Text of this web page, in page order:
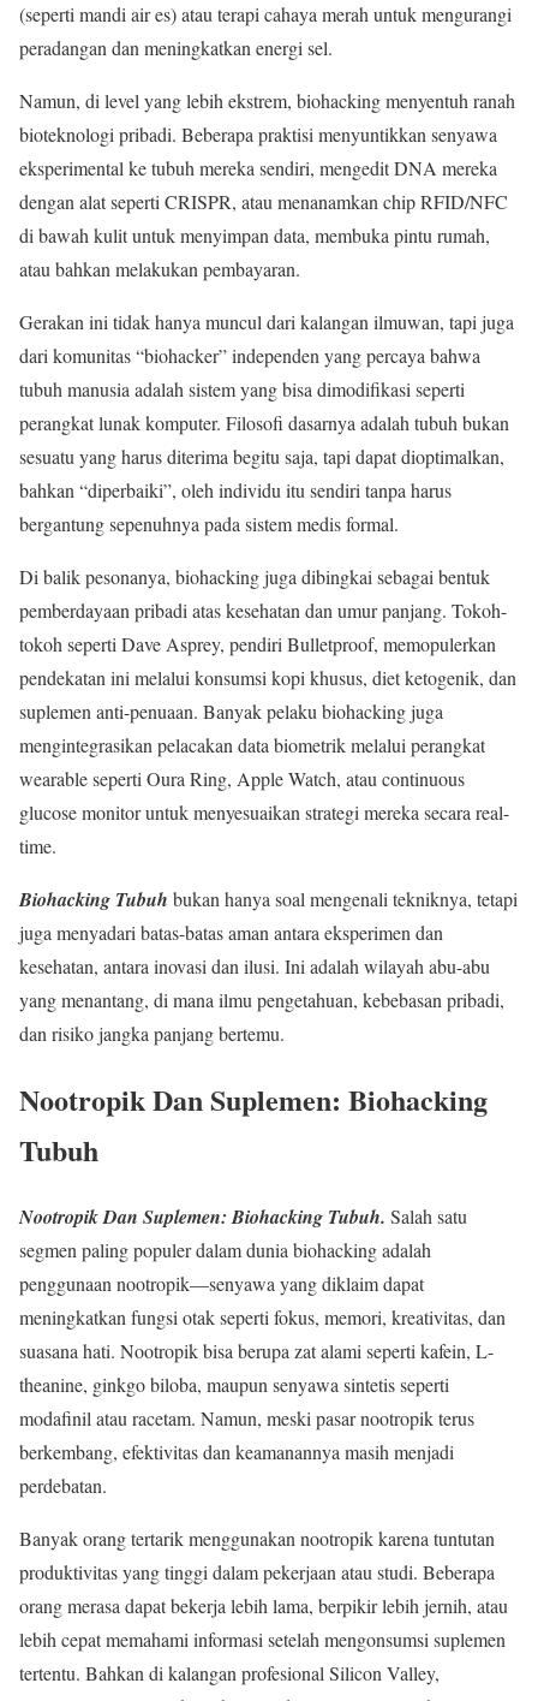
(seperti mandi air es) atau terapi cahaya merah untuk mengurangi
peradangan dan meningkatkan energi sel.
Namun, di level yang lebih ekstrem, biohacking menyentuh ranah
bioteknologi pribadi. Beberapa praktisi menyuntikkan senyawa
eksperimental ke tubuh mereka sendiri, mengedit DNA mereka
dengan alat seperti CRISPR, atau menanamkan chip RFID/NFC
di bawah kulit untuk menyimpan data, membuka pintu rumah,
atau bahkan melakukan pembayaran.
Gerakan ini tidak hanya muncul dari kalangan ilmuwan, tapi juga
dari komunitas “biohacker” independen yang percaya bahwa
tubuh manusia adalah sistem yang bisa dimodifikasi seperti
perangkat lunak komputer. Filosofi dasarnya adalah tubuh bukan
sesuatu yang harus diterima begitu saja, tapi dapat dioptimalkan,
bahkan “diperbaiki”, oleh individu itu sendiri tanpa harus
bergantung sepenuhnya pada sistem medis formal.
Di balik pesonanya, biohacking juga dibingkai sebagai bentuk
pemberdayaan pribadi atas kesehatan dan umur panjang. Tokoh-
tokoh seperti Dave Asprey, pendiri Bulletproof, memopulerkan
pendekatan ini melalui konsumsi kopi khusus, diet ketogenik, dan
suplemen anti-penuaan. Banyak pelaku biohacking juga
mengintegrasikan pelacakan data biometrik melalui perangkat
wearable seperti Oura Ring, Apple Watch, atau continuous
glucose monitor untuk menyesuaikan strategi mereka secara real-
time.
Biohacking Tubuh bukan hanya soal mengenali tekniknya, tetapi
juga menyadari batas-batas aman antara eksperimen dan
kesehatan, antara inovasi dan ilusi. Ini adalah wilayah abu-abu
yang menantang, di mana ilmu pengetahuan, kebebasan pribadi,
dan risiko jangka panjang bertemu.
Nootropik Dan Suplemen: Biohacking
Tubuh
Nootropik Dan Suplemen: Biohacking Tubuh. Salah satu
segmen paling populer dalam dunia biohacking adalah
penggunaan nootropik—senyawa yang diklaim dapat
meningkatkan fungsi otak seperti fokus, memori, kreativitas, dan
suasana hati. Nootropik bisa berupa zat alami seperti kafein, L-
theanine, ginkgo biloba, maupun senyawa sintetis seperti
modafinil atau racetam. Namun, meski pasar nootropik terus
berkembang, efektivitas dan keamanannya masih menjadi
perdebatan.
Banyak orang tertarik menggunakan nootropik karena tuntutan
produktivitas yang tinggi dalam pekerjaan atau studi. Beberapa
orang merasa dapat bekerja lebih lama, berpikir lebih jernih, atau
lebih cepat memahami informasi setelah mengonsumsi suplemen
tertentu. Bahkan di kalangan profesional Silicon Valley,